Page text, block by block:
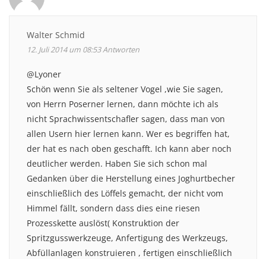
Walter Schmid
12. Juli 2014 um 08:53Antworten
@Lyoner
Schön wenn Sie als seltener Vogel ,wie Sie sagen,
von Herrn Poserner lernen, dann möchte ich als
nicht Sprachwissentschafler sagen, dass man von
allen Usern hier lernen kann. Wer es begriffen hat,
der hat es nach oben geschafft. Ich kann aber noch
deutlicher werden. Haben Sie sich schon mal
Gedanken über die Herstellung eines Joghurtbecher
einschließlich des Löffels gemacht, der nicht vom
Himmel fällt, sondern dass dies eine riesen
Prozesskette auslöst( Konstruktion der
Spritzgusswerkzeuge, Anfertigung des Werkzeugs,
Abfüllanlagen konstruieren , fertigen einschließlich